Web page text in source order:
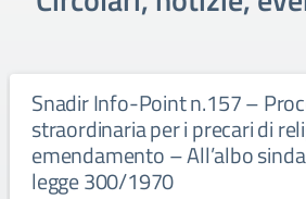
Snadir Info-Point n.157 –
straordinaria per i precari di
emendamento – All’albo
legge 300/1970